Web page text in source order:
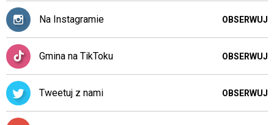
Na Instagramie OBSERWUJ
Gmina na TikToku OBSERWUJ
Tweetuj z nami OBSERWUJ